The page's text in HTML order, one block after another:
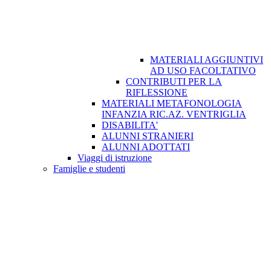
MATERIALI AGGIUNTIVI
AD USO FACOLTATIVO
CONTRIBUTI PER LA
RIFLESSIONE
MATERIALI METAFONOLOGIA
INFANZIA RIC.AZ. VENTRIGLIA
DISABILITA'
ALUNNI STRANIERI
ALUNNI ADOTTATI
Viaggi di istruzione
Famiglie e studenti